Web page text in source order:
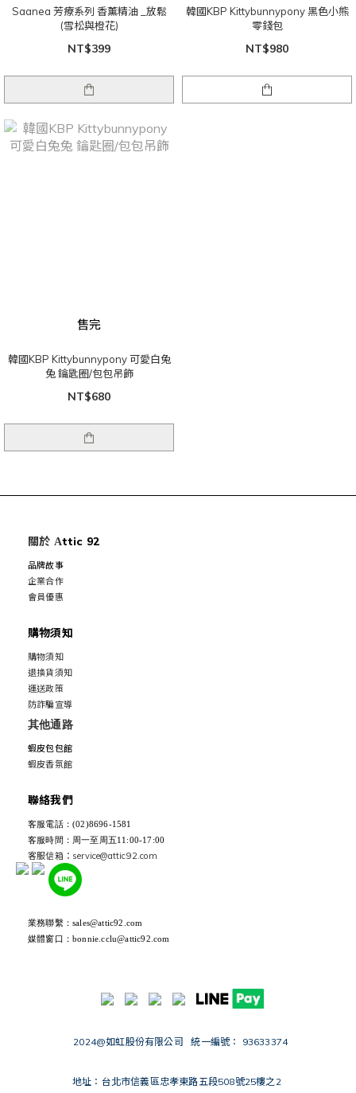
Saanea 芳療系列 香薰精油 _放鬆
(雪松與橙花)
NT$399
韓國KBP Kittybunnypony 黑色小熊
零錢包
NT$980
售完
韓國KBP Kittybunnypony 可愛白兔
兔 鑰匙圈/包包吊飾
NT$680
關於 Attic 92
品牌故事
企業合作
會員優惠
購物須知
購物須知
退換貨須知
運送政策
防詐騙宣導
其他通路
蝦皮包包館
蝦皮香氛館
聯絡我們
客服電話：(02)8696-1581
客服時間：周一至周五11:00-17:00
客服信箱：service@attic92.com
業務聯繫：sales@attic92.com
媒體窗口：bonnie.cclu@attic92.com
2024@如虹股份有限公司 統一編號： 93633374
地址：台北市信義區忠孝東路五段508號25樓之2